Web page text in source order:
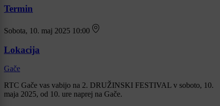
Termin
Sobota, 10. maj 2025 10:00
Lokacija
Gače
RTC Gače vas vabijo na 2. DRUŽINSKI FESTIVAL v soboto, 10.
maja 2025, od 10. ure naprej na Gače.